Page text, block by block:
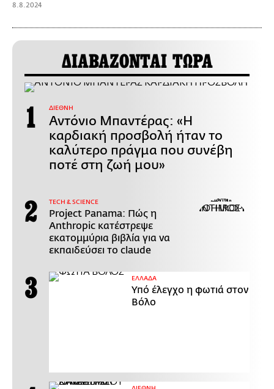
8.8.2024
ΔΙΑΒΑΖΟΝΤΑΙ ΤΩΡΑ
ΔΙΕΘΝΗ
Αντόνιο Μπαντέρας: «Η
καρδιακή προσβολή ήταν το
καλύτερο πράγμα που συνέβη
ποτέ στη ζωή μου»
ΤECH & SCIENCE
Project Panama: Πώς η
Anthropic κατέστρεψε
εκατομμύρια βιβλία για να
εκπαιδεύσει το claude
ΕΛΛΑΔΑ
Υπό έλεγχο η φωτιά στον
Βόλο